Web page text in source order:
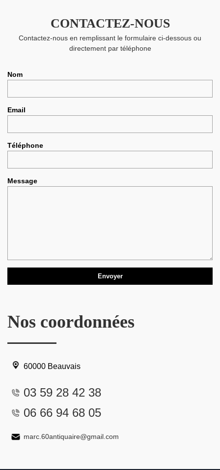
CONTACTEZ-NOUS
Contactez-nous en remplissant le formulaire ci-dessous ou
directement par téléphone
Nom
Email
Téléphone
Message
Nos coordonnées
60000 Beauvais
03 59 28 42 38
06 66 94 68 05
marc.60antiquaire@gmail.com